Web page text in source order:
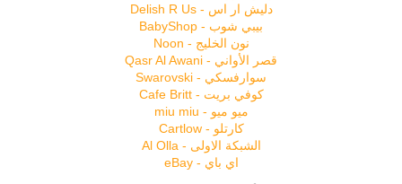
دليش ار اس - Delish R Us
بيبي شوب - BabyShop
نون الخليج - Noon
قصر الأواني - Qasr Al Awani
سوارفسكي - Swarovski
كوفي بريت - Cafe Britt
ميو ميو - miu miu
كارتلو - Cartlow
الشبكة الاولى - Al Olla
اي باي - eBay